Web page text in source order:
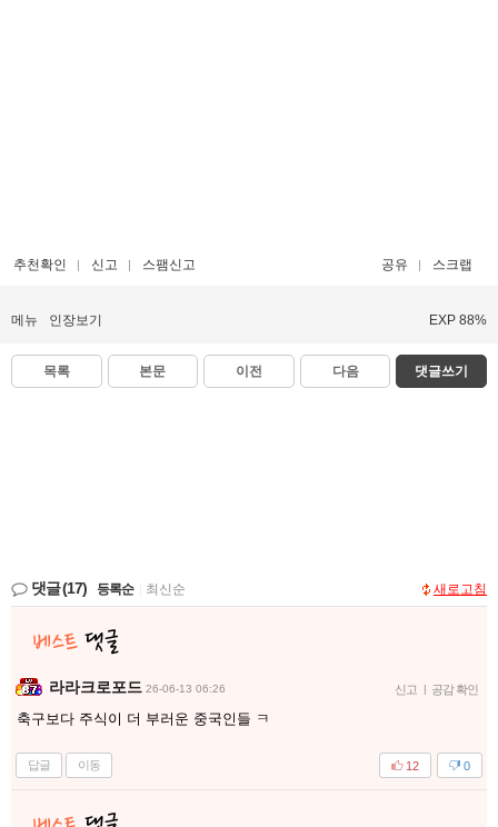
추천확인 신고 스팸신고 공유 스크랩
메뉴 인장보기 EXP 88%
목록 본문 이전 다음 댓글쓰기
댓글(17) 등록순 최신순 새로고침
라라크로포드 26-06-13 06:26 신고 공감 확인
축구보다 주식이 더 부러운 중국인들 ㅋ
답글 이동 0
12